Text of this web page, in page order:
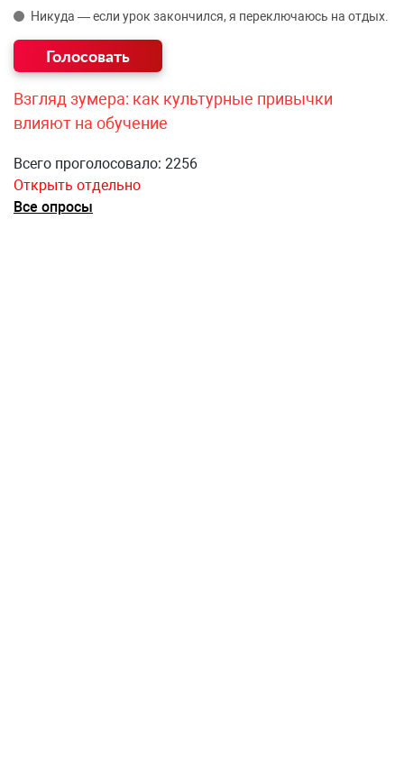
Никуда — если урок закончился, я переключаюсь на отдых.
Взгляд зумера: как культурные привычки
влияют на обучение
Всего проголосовало: 2256
Открыть отдельно
Все опросы